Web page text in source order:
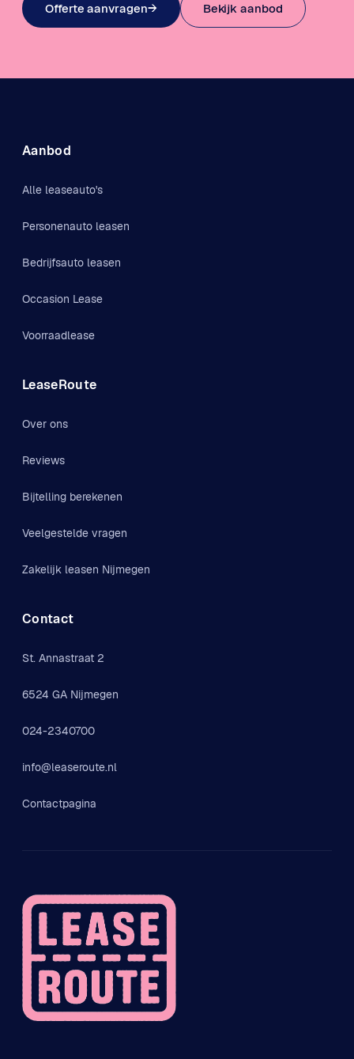
Offerte aanvragen→ Bekijk aanbod
Aanbod
Alle leaseauto's
Personenauto leasen
Bedrijfsauto leasen
Occasion Lease
Voorraadlease
LeaseRoute
Over ons
Reviews
Bijtelling berekenen
Veelgestelde vragen
Zakelijk leasen Nijmegen
Contact
St. Annastraat 2
6524 GA Nijmegen
024-2340700
info@leaseroute.nl
Contactpagina